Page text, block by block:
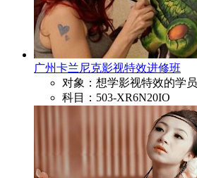
广州卡兰尼克影视特效进修班
对象：想学影视特效的学员
科目：503-XR6N20IO